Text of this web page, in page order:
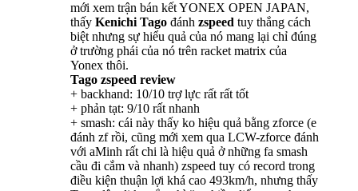
mới xem trận bán kết YONEX OPEN JAPAN,
thấy Kenichi Tago đánh zspeed tuy thắng cách
biệt nhưng sự hiểu quả của nó mang lại chỉ đúng
ở trường phái của nó trên racket matrix của
Yonex thôi.
Tago zspeed review
+ backhand: 10/10 trợ lực rất rất tốt
+ phản tạt: 9/10 rất nhanh
+ smash: cái này thấy ko hiệu quả bằng zforce (e
đánh zf rồi, cũng mới xem qua LCW-zforce đánh
với aMinh rất chi là hiệu quả ở những fa smash
cầu đi cắm và nhanh) zspeed tuy có record trong
điều kiện thuận lợi khá cao 493km/h, nhưng thấy